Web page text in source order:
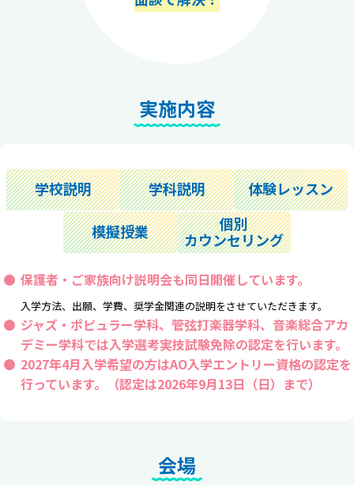
実施内容
学校説明 学科説明 体験レッスン
模擬授業
個別
カウンセリング
保護者・ご家族向け説明会も同日開催しています。
入学方法、出願、学費、奨学金関連の説明をさせていただきます。
ジャズ・ポピュラー学科、管弦打楽器学科、音楽総合アカ
デミー学科では入学選考実技試験免除の認定を行います。
2027年4月入学希望の方はAO入学エントリー資格の認定を
行っています。（認定は2026年9月13日（日）まで）
会場